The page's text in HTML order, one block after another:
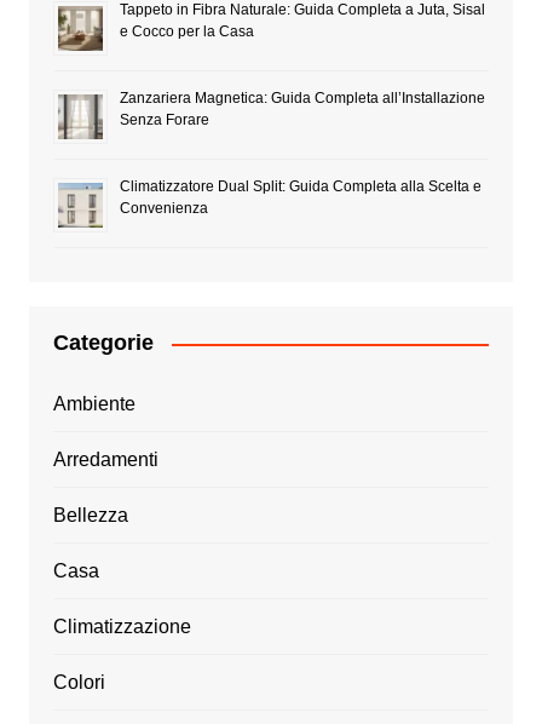
Tappeto in Fibra Naturale: Guida Completa a Juta, Sisal
e Cocco per la Casa
Zanzariera Magnetica: Guida Completa all’Installazione
Senza Forare
Climatizzatore Dual Split: Guida Completa alla Scelta e
Convenienza
Categorie
Ambiente
Arredamenti
Bellezza
Casa
Climatizzazione
Colori